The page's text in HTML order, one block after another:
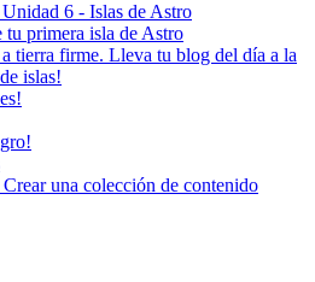
6 - Islas de Astro
tu primera isla de Astro
tierra firme. Lleva tu blog del día a la
islas!
una colección de contenido